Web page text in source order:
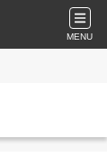
MENU